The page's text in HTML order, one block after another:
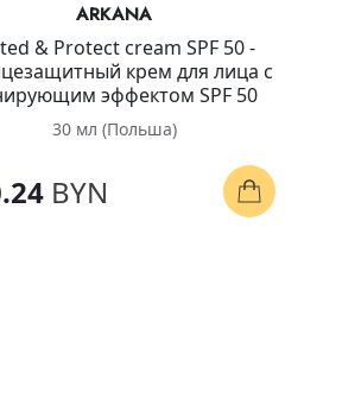
ARKANA
& Protect cream SPF 50 -
крем для лица с
эффектом SPF 50
30 мл (Польша)
BYN